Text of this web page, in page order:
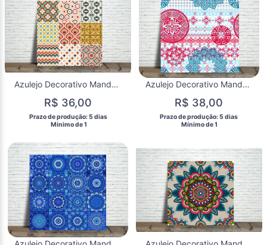
Azulejo Decorativo Mandala
R$ 36,00
Prazo de produção: 5 dias
  Mínimo de 1
Azulejo Decorativo Mandala
R$ 38,00
Prazo de produção: 5 dias
  Mínimo de 1